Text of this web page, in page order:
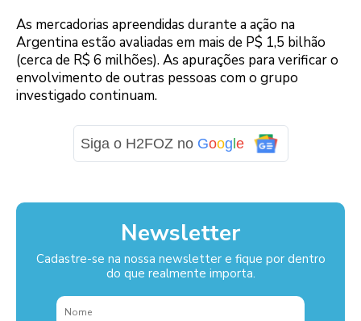
As mercadorias apreendidas durante a ação na
Argentina estão avaliadas em mais de P$ 1,5 bilhão
(cerca de R$ 6 milhões). As apurações para verificar o
envolvimento de outras pessoas com o grupo
investigado continuam.
Siga o H2FOZ no Goog e
Newsletter
Cadastre-se na nossa newsletter e fique por dentro
do que realmente importa.